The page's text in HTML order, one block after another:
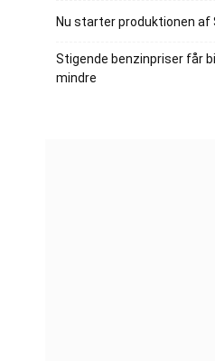
Nu starter produktionen af
Stigende benzinpriser får
mindre